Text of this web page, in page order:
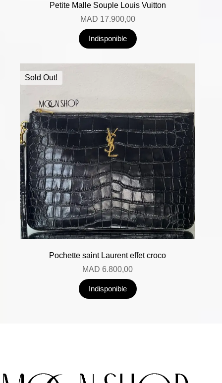
Petite Malle Souple Louis Vuitton
MAD 17.900,00
Indisponible
Sold Out!
Pochette saint Laurent effet croco
MAD 6.800,00
Indisponible